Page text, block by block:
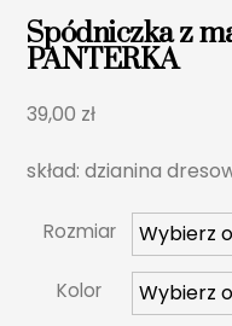
Spódniczka z
PANTERKA
39,00 zł
skład: dzianina
Rozmiar
Kolor